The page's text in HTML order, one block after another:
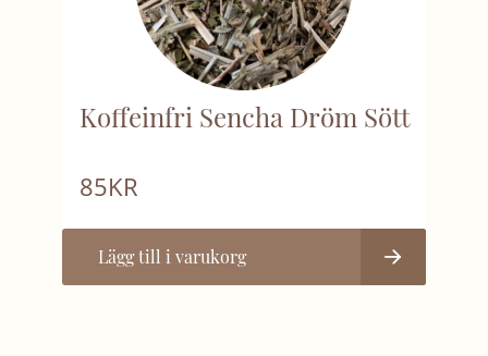
Koffeinfri Sencha Dröm Sött
85KR
Lägg till i varukorg